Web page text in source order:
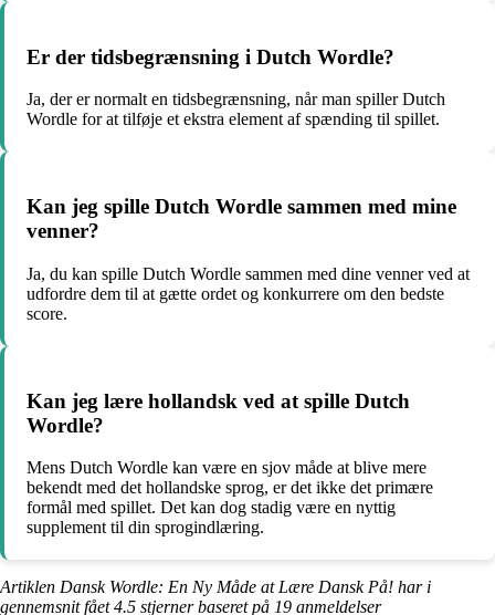
Er der tidsbegrænsning i Dutch Wordle?
Ja, der er normalt en tidsbegrænsning, når man spiller Dutch
Wordle for at tilføje et ekstra element af spænding til spillet.
Kan jeg spille Dutch Wordle sammen med mine
venner?
Ja, du kan spille Dutch Wordle sammen med dine venner ved at
udfordre dem til at gætte ordet og konkurrere om den bedste
score.
Kan jeg lære hollandsk ved at spille Dutch
Wordle?
Mens Dutch Wordle kan være en sjov måde at blive mere
bekendt med det hollandske sprog, er det ikke det primære
formål med spillet. Det kan dog stadig være en nyttig
supplement til din sprogindlæring.
Artiklen Dansk Wordle: En Ny Måde at Lære Dansk På! har i
gennemsnit fået4.5 stjerner baseret på 19 anmeldelser